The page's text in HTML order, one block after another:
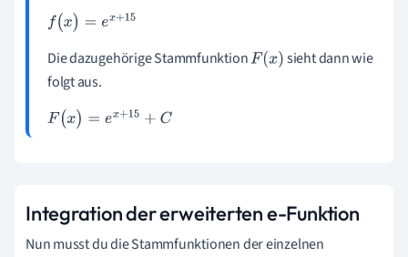
f(x)=e x+15
Die dazugehörige StammfunktionF(x)
sieht dann wie
folgt aus.
F(x)=e x+15+C
Integration der erweiterten e-Funktion
Nun musst du die Stammfunktionen der einzelnen